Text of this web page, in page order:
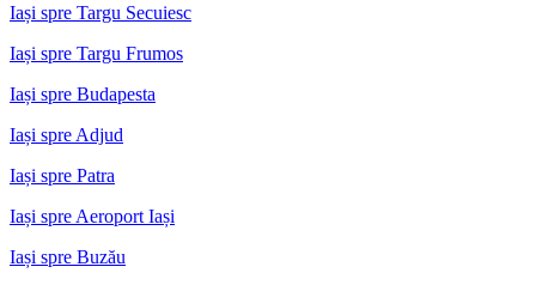
Iași spre Targu Secuiesc
Iași spre Targu Frumos
Iași spre Budapesta
Iași spre Adjud
Iași spre Patra
Iași spre Aeroport Iași
Iași spre Buzău